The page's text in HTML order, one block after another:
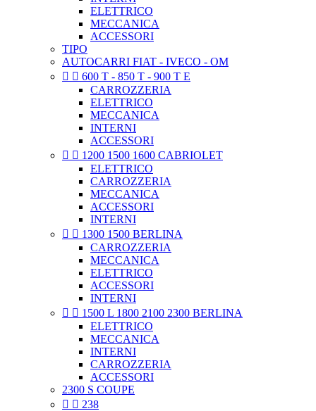
ELETTRICO
MECCANICA
ACCESSORI
TIPO
AUTOCARRI FIAT - IVECO - OM
  600 T - 850 T - 900 T E
CARROZZERIA
ELETTRICO
MECCANICA
INTERNI
ACCESSORI
  1200 1500 1600 CABRIOLET
ELETTRICO
CARROZZERIA
MECCANICA
ACCESSORI
INTERNI
  1300 1500 BERLINA
CARROZZERIA
MECCANICA
ELETTRICO
ACCESSORI
INTERNI
  1500 L 1800 2100 2300 BERLINA
ELETTRICO
MECCANICA
INTERNI
CARROZZERIA
ACCESSORI
2300 S COUPE
  238